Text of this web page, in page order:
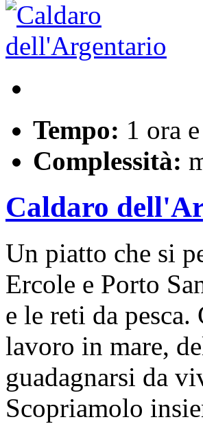
Tempo: 1 ora
Complessità:
Caldaro
Un piatto che si
Ercole e Porto
e le reti da
lavoro in mare,
guadagnarsi da
Scopriamolo